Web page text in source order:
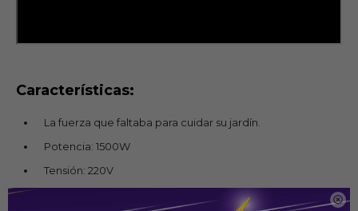

Características:
La fuerza que faltaba para cuidar su jardín.
Potencia: 1500W
Tensión: 220V